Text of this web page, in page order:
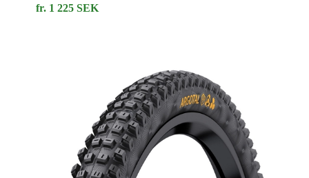
fr. 1 225 SEK